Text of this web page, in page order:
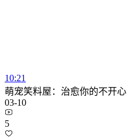
10:21
萌宠笑料屋：治愈你的不开心
03-10
5